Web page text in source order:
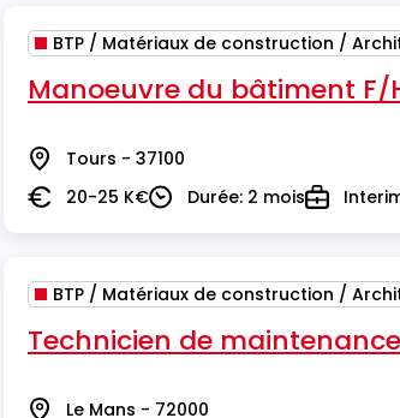
BTP / Matériaux de construction /
Manoeuvre du bâtiment F/
Lieu Tours - 37100
Salaire20-25 K€DuréeDurée: 2 moisType
BTP / Matériaux de construction /
Technicien de
Le Mans - 72000